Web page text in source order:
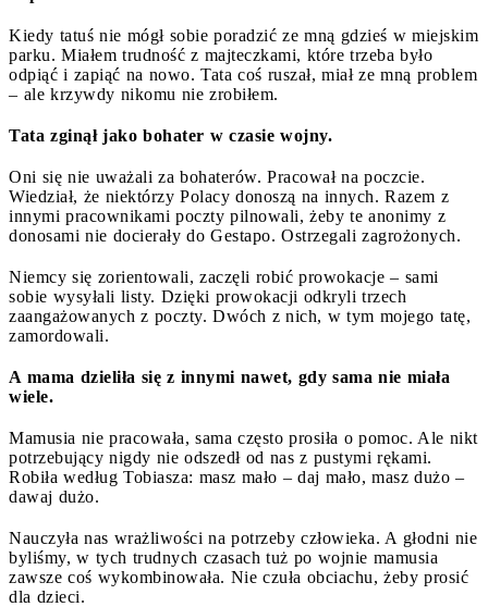
Kiedy tatuś nie mógł sobie poradzić ze mną gdzieś w miejskim
parku. Miałem trudność z majteczkami, które trzeba było
odpiąć i zapiąć na nowo. Tata coś ruszał, miał ze mną problem
– ale krzywdy nikomu nie zrobiłem.
Tata zginął jako bohater w czasie wojny.
Oni się nie uważali za bohaterów. Pracował na poczcie.
Wiedział, że niektórzy Polacy donoszą na innych. Razem z
innymi pracownikami poczty pilnowali, żeby te anonimy z
donosami nie docierały do Gestapo. Ostrzegali zagrożonych.
Niemcy się zorientowali, zaczęli robić prowokacje – sami
sobie wysyłali listy. Dzięki prowokacji odkryli trzech
zaangażowanych z poczty. Dwóch z nich, w tym mojego tatę,
zamordowali.
A mama dzieliła się z innymi nawet, gdy sama nie miała
wiele.
Mamusia nie pracowała, sama często prosiła o pomoc. Ale nikt
potrzebujący nigdy nie odszedł od nas z pustymi rękami.
Robiła według Tobiasza: masz mało – daj mało, masz dużo –
dawaj dużo.
Nauczyła nas wrażliwości na potrzeby człowieka. A głodni nie
byliśmy, w tych trudnych czasach tuż po wojnie mamusia
zawsze coś wykombinowała. Nie czuła obciachu, żeby prosić
dla dzieci.